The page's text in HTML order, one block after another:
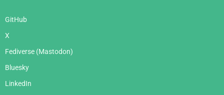
GitHub
X
Fediverse (Mastodon)
Bluesky
LinkedIn